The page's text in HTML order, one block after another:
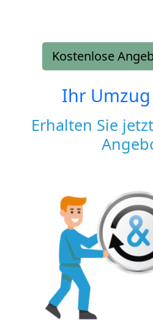
Kostenlose
Ihr Umzug
Erhalten Sie